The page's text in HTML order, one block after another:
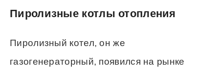
Пиролизные котлы отопления
Пиролизный котел, он же
газогенераторный, появился на рынке